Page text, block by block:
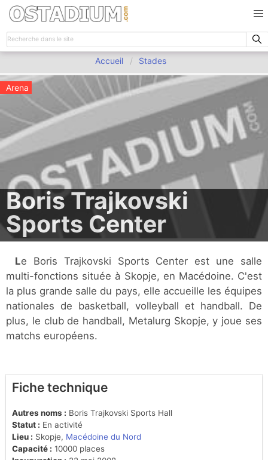
Accueil Stades
Arena
Boris Trajkovski
Sports Center
Le Boris Trajkovski Sports Center est une salle
multi-fonctions située à Skopje, en Macédoine. C'est
la plus grande salle du pays, elle accueille les équipes
nationales de basketball, volleyball et handball. De
plus, le club de handball, Metalurg Skopje, y joue ses
matchs européens.
Fiche technique
Autres noms : Boris Trajkovski Sports Hall
Statut : En activité
Lieu : Skopje, Macédoine du Nord
Capacité : 10000 places